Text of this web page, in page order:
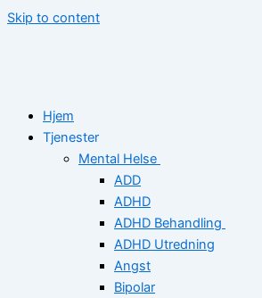
Skip to content
Hjem
Tjenester
Mental Helse
ADD
ADHD
ADHD Behandling
ADHD Utredning
Angst
Bipolar